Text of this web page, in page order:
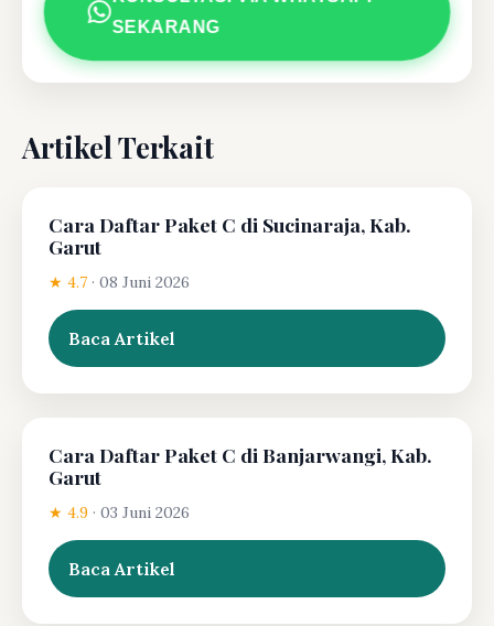
SEKARANG
Artikel Terkait
Cara Daftar Paket C di Sucinaraja, Kab.
Garut
★ 4.7 · 08 Juni 2026
Baca Artikel
Cara Daftar Paket C di Banjarwangi, Kab.
Garut
★ 4.9 · 03 Juni 2026
Baca Artikel